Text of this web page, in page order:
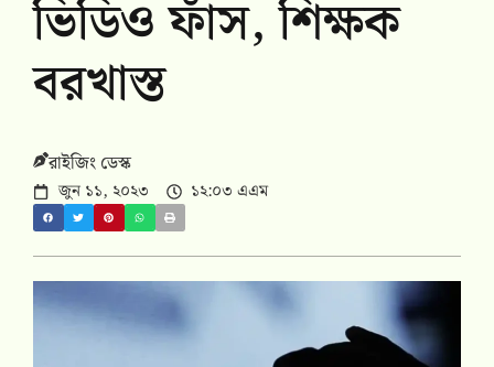
ভিডিও ফাঁস, শিক্ষক
বরখাস্ত
রাইজিং ডেস্ক
জুন ১১, ২০২৩ ১২:০৩ এএম